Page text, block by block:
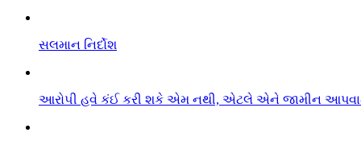
સલમાન નિર્દોશ
આરો૫ી હવે કંઈ કરી શકે એમ નથી, એટલે એને જામીન